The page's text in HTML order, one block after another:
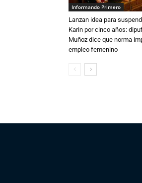
Informando Primero
Lanzan idea para
Karin por cinco años:
Muñoz dice que norma
empleo femenino